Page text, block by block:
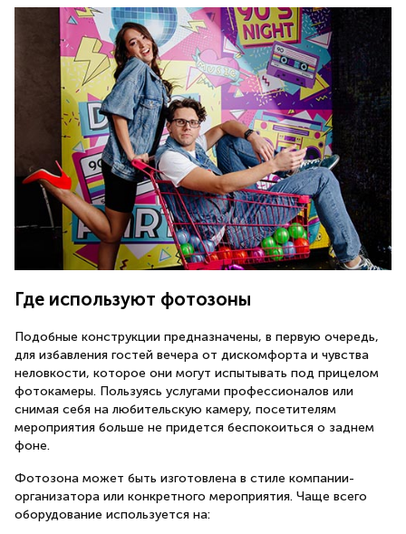
Где используют фотозоны
Подобные конструкции предназначены, в первую очередь,
для избавления гостей вечера от дискомфорта и чувства
неловкости, которое они могут испытывать под прицелом
фотокамеры. Пользуясь услугами профессионалов или
снимая себя на любительскую камеру, посетителям
мероприятия больше не придется беспокоиться о заднем
фоне.
Фотозона может быть изготовлена в стиле компании-
организатора или конкретного мероприятия. Чаще всего
оборудование используется на: